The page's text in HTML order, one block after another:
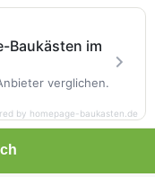
Baukästen im
verglichen.
by homepage-baukasten.de